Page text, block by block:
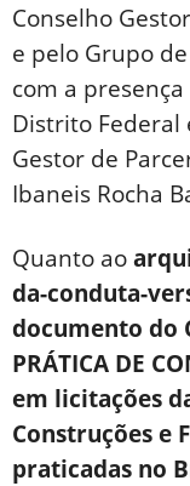
Conselho
e pelo Grupo
com a
Distrito Federal
Gestor de
Ibaneis Rocha
Quanto ao
da-conduta-
documento do
PRÁTICA DE
em licitações
Construções e
praticadas no